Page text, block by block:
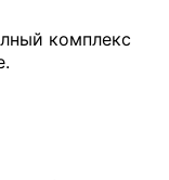
комплекс